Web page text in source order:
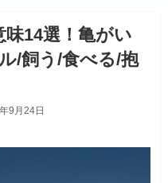
14選！亀がい
/飼う/食べる/抱
9月24日